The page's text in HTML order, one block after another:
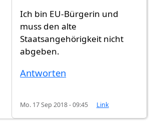
Ich bin EU-Bürgerin und
muss den alte
Staatsangehörigkeit nicht
abgeben.
Antworten
Mo. 17 Sep 2018 - 09:45 Link